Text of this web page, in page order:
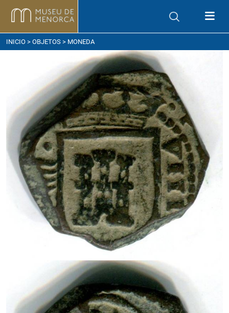
llegar
INICIO > OBJETOS > MONEDA